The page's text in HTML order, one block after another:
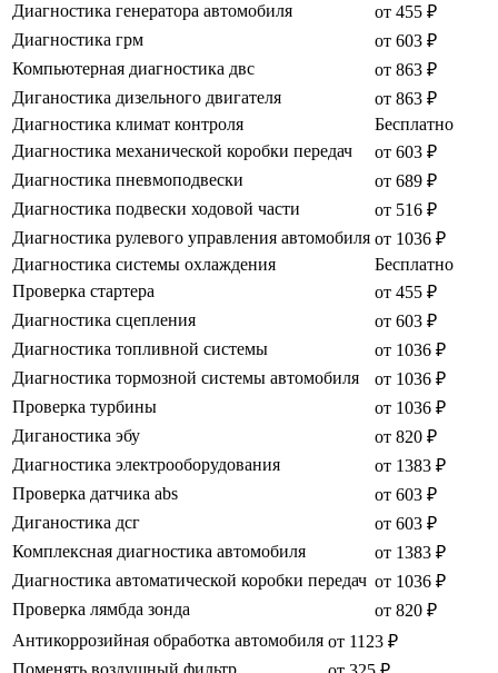
Диагностика генератора автомобиля
от 455 ₽
Диагностика грм
от 603 ₽
Компьютерная диагностика двс
от 863 ₽
Диганостика дизельного двигателя
от 863 ₽
Диагностика климат контроля
Бесплатно
Диагностика механической коробки передач
от 603 ₽
Диагностика пневмоподвески
от 689 ₽
Диагностика подвески ходовой части
от 516 ₽
Диагностика рулевого управления автомобиля от 1036 ₽
Диагностика системы охлаждения
Бесплатно
Проверка стартера
от 455 ₽
Диагностика сцепления
от 603 ₽
Диагностика топливной системы
от 1036 ₽
Диагностика тормозной системы автомобиля
от 1036 ₽
Проверка турбины
от 1036 ₽
Диганостика эбу
от 820 ₽
Диагностика электрооборудования
от 1383 ₽
Проверка датчика abs
от 603 ₽
Диганостика дсг
от 603 ₽
Комплексная диагностика автомобиля
от 1383 ₽
Диагностика автоматической коробки передач от 1036 ₽
Проверка лямбда зонда
от 820 ₽
Антикоррозийная обработка автомобиля от 1123 ₽